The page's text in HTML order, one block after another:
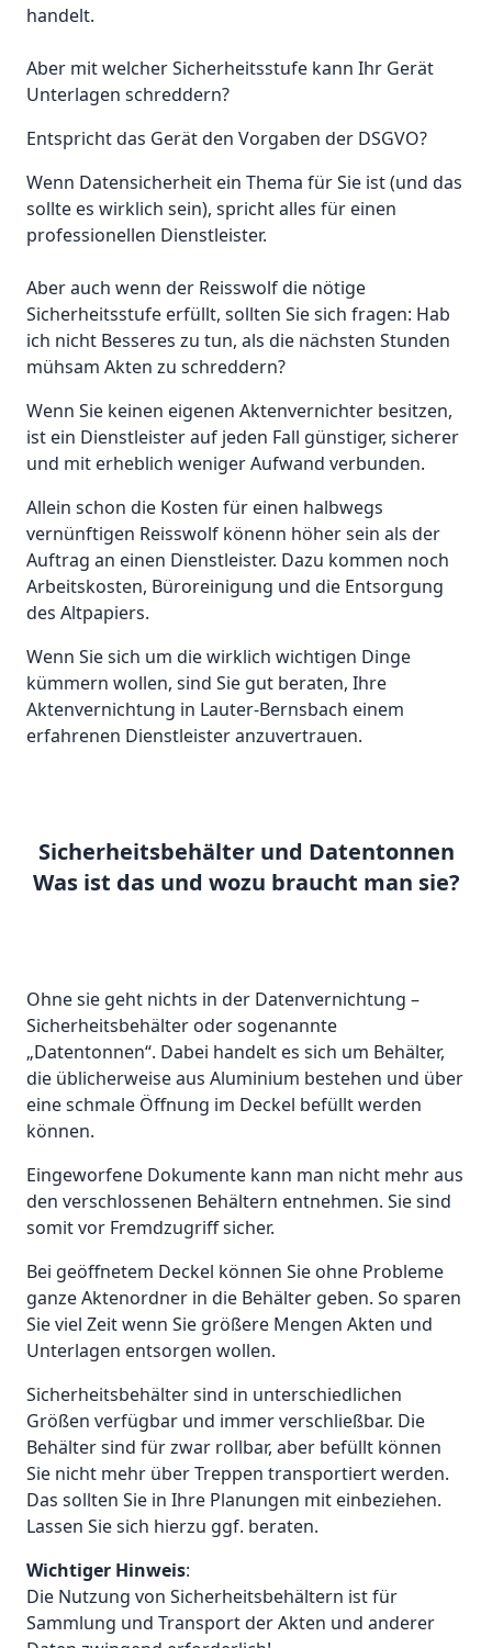
handelt.
Aber mit welcher Sicherheitsstufe kann Ihr Gerät
Unterlagen schreddern?
Entspricht das Gerät den Vorgaben der DSGVO?
Wenn Datensicherheit ein Thema für Sie ist (und das
sollte es wirklich sein), spricht alles für einen
professionellen Dienstleister.
Aber auch wenn der Reisswolf die nötige
Sicherheitsstufe erfüllt, sollten Sie sich fragen: Hab
ich nicht Besseres zu tun, als die nächsten Stunden
mühsam Akten zu schreddern?
Wenn Sie keinen eigenen Aktenvernichter besitzen,
ist ein Dienstleister auf jeden Fall günstiger, sicherer
und mit erheblich weniger Aufwand verbunden.
Allein schon die Kosten für einen halbwegs
vernünftigen Reisswolf könenn höher sein als der
Auftrag an einen Dienstleister. Dazu kommen noch
Arbeitskosten, Büroreinigung und die Entsorgung
des Altpapiers.
Wenn Sie sich um die wirklich wichtigen Dinge
kümmern wollen, sind Sie gut beraten, Ihre
Aktenvernichtung in Lauter-Bernsbach einem
erfahrenen Dienstleister anzuvertrauen.
Sicherheitsbehälter und Datentonnen
Was ist das und wozu braucht man sie?
Ohne sie geht nichts in der Datenvernichtung –
Sicherheitsbehälter oder sogenannte
„Datentonnen“. Dabei handelt es sich um Behälter,
die üblicherweise aus Aluminium bestehen und über
eine schmale Öffnung im Deckel befüllt werden
können.
Eingeworfene Dokumente kann man nicht mehr aus
den verschlossenen Behältern entnehmen. Sie sind
somit vor Fremdzugriff sicher.
Bei geöffnetem Deckel können Sie ohne Probleme
ganze Aktenordner in die Behälter geben. So sparen
Sie viel Zeit wenn Sie größere Mengen Akten und
Unterlagen entsorgen wollen.
Sicherheitsbehälter sind in unterschiedlichen
Größen verfügbar und immer verschließbar. Die
Behälter sind für zwar rollbar, aber befüllt können
Sie nicht mehr über Treppen transportiert werden.
Das sollten Sie in Ihre Planungen mit einbeziehen.
Lassen Sie sich hierzu ggf. beraten.
Wichtiger Hinweis:
Die Nutzung von Sicherheitsbehältern ist für
Sammlung und Transport der Akten und anderer